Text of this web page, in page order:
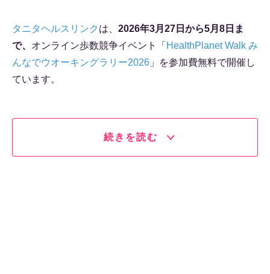
タニタヘルスリンク は、 2026年3月27日から5月8日ま
で、 オンライン歩数競争イベント「 HealthPlanet Walk み
んなでウオーキングラリー2026 」を参加費無料で開催し
ています。
続きを読む